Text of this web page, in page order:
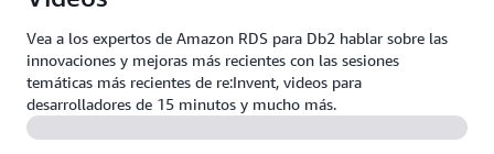
Vea a los expertos de Amazon RDS para Db2 hablar sobre las
innovaciones y mejoras más recientes con las sesiones
temáticas más recientes de re:Invent, videos para
desarrolladores de 15 minutos y mucho más.